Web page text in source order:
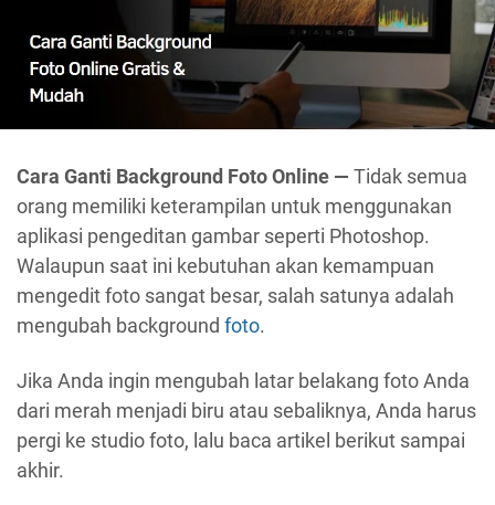
Cara Ganti Background Foto Online — Tidak semua
orang memiliki keterampilan untuk menggunakan
aplikasi pengeditan gambar seperti Photoshop.
Walaupun saat ini kebutuhan akan kemampuan
mengedit foto sangat besar, salah satunya adalah
mengubah background foto.
Jika Anda ingin mengubah latar belakang foto Anda
dari merah menjadi biru atau sebaliknya, Anda harus
pergi ke studio foto, lalu baca artikel berikut sampai
akhir.